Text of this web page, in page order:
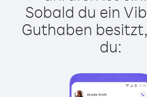
Sobald du ein
Guthaben
du: